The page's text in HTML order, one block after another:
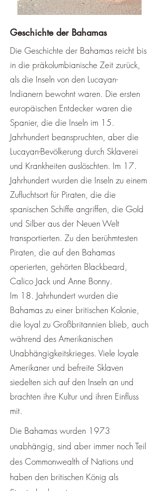
Geschichte der Bahamas
Die Geschichte der Bahamas reicht bis
in die präkolumbianische Zeit zurück,
als die Inseln von den Lucayan-
Indianern bewohnt waren. Die ersten
europäischen Entdecker waren die
Spanier, die die Inseln im 15.
Jahrhundert beanspruchten, aber die
Lucayan-Bevölkerung durch Sklaverei
und Krankheiten auslöschten. Im 17.
Jahrhundert wurden die Inseln zu einem
Zufluchtsort für Piraten, die die
spanischen Schiffe angriffen, die Gold
und Silber aus der Neuen Welt
transportierten. Zu den berühmtesten
Piraten, die auf den Bahamas
operierten, gehörten Blackbeard,
Calico Jack und Anne Bonny.
Im 18. Jahrhundert wurden die
Bahamas zu einer britischen Kolonie,
die loyal zu Großbritannien blieb, auch
während des Amerikanischen
Unabhängigkeitskrieges. Viele loyale
Amerikaner und befreite Sklaven
siedelten sich auf den Inseln an und
brachten ihre Kultur und ihren Einfluss
mit.
Die Bahamas wurden 1973
unabhängig, sind aber immer noch Teil
des Commonwealth of Nations und
haben den britischen König als